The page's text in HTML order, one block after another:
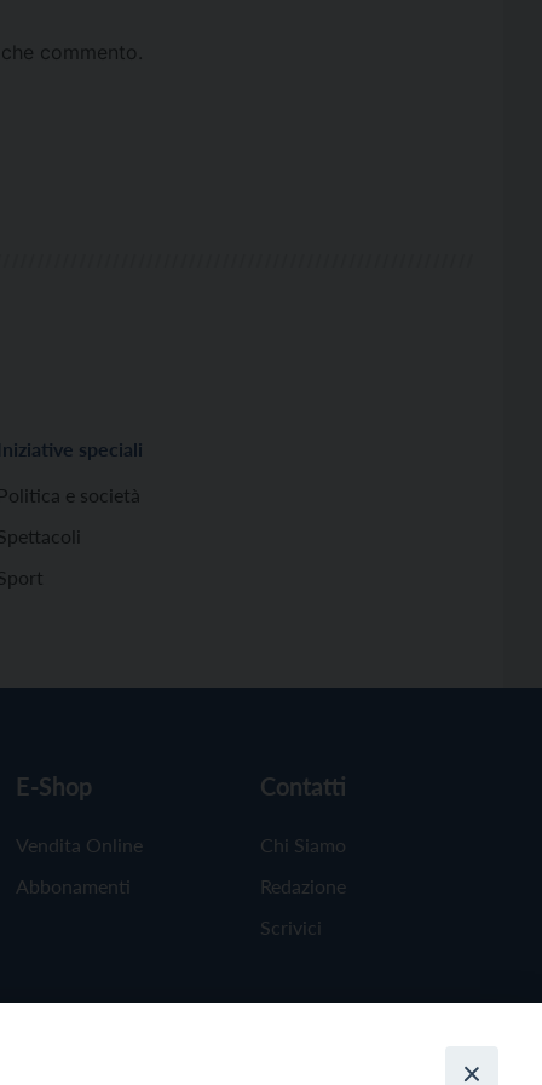
commento.
Iniziative speciali
Politica e società
E-Shop
Vendita Online
Abbonamenti
Contatti
Chi Siamo
Redazione
Scrivici